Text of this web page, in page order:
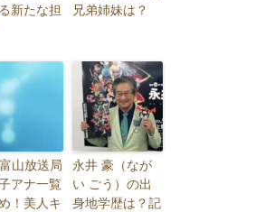
新たな担
兄弟姉妹は？
山放送局
アナ一覧
！美人キ
永井 豪（なが
い ごう）の出
身地学歴は？記